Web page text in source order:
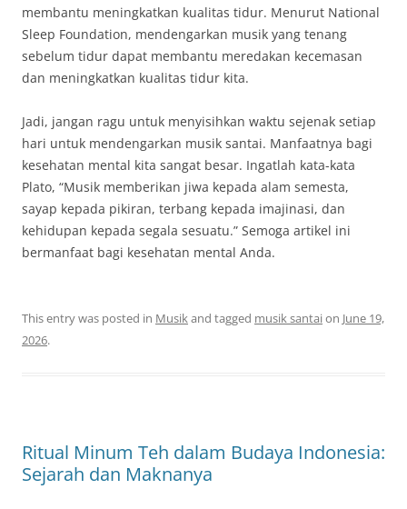
membantu meningkatkan kualitas tidur. Menurut National
Sleep Foundation, mendengarkan musik yang tenang
sebelum tidur dapat membantu meredakan kecemasan
dan meningkatkan kualitas tidur kita.
Jadi, jangan ragu untuk menyisihkan waktu sejenak setiap
hari untuk mendengarkan musik santai. Manfaatnya bagi
kesehatan mental kita sangat besar. Ingatlah kata-kata
Plato, “Musik memberikan jiwa kepada alam semesta,
sayap kepada pikiran, terbang kepada imajinasi, dan
kehidupan kepada segala sesuatu.” Semoga artikel ini
bermanfaat bagi kesehatan mental Anda.
This entry was posted in Musikand tagged musik santaion June 19,
2026.
Ritual Minum Teh dalam Budaya Indonesia:
Sejarah dan Maknanya